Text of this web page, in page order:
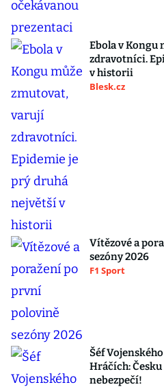
Ebola v Kongu
zdravotníci.
v historii
Blesk.cz
Vítězové a
sezóny 2026
F1 Sport
Šéf
Hráčích:
nebezpečí!